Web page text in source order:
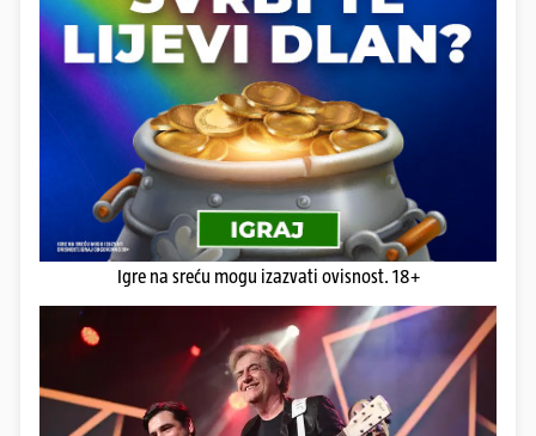
Igre na sreću mogu izazvati ovisnost. 18+